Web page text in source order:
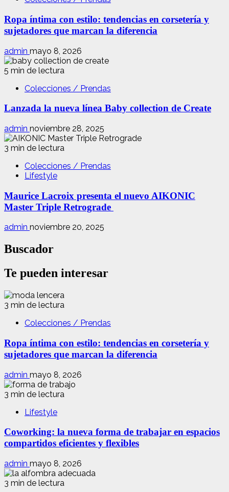
Ropa íntima con estilo: tendencias en corsetería y
sujetadores que marcan la diferencia
admin mayo 8, 2026
5 min de lectura
Colecciones / Prendas
Lanzada la nueva línea Baby collection de Create
admin noviembre 28, 2025
3 min de lectura
Colecciones / Prendas
Lifestyle
Maurice Lacroix presenta el nuevo AIKONIC
Master Triple Retrograde
admin noviembre 20, 2025
Buscador
Te pueden interesar
3 min de lectura
Colecciones / Prendas
Ropa íntima con estilo: tendencias en corsetería y
sujetadores que marcan la diferencia
admin mayo 8, 2026
3 min de lectura
Lifestyle
Coworking: la nueva forma de trabajar en espacios
compartidos eficientes y flexibles
admin mayo 8, 2026
3 min de lectura